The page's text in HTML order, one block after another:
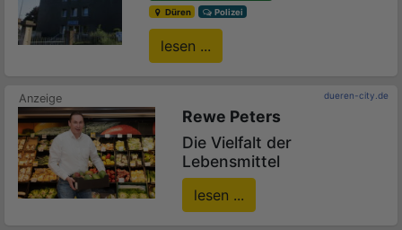
Düren
Polizei
lesen ...
dueren-city.de
Rewe Peters
Die Vielfalt der
Lebensmittel
lesen ...